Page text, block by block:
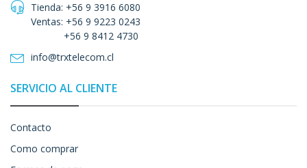
Tienda: +56 9 3916 6080
Ventas: +56 9 9223 0243
+56 9 8412 4730
info@trxtelecom.cl
SERVICIO AL CLIENTE
Contacto
Como comprar